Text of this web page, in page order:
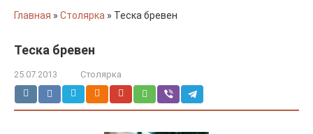
Главная » Столярка » Теска бревен
Теска бревен
25.07.2013 Столярка